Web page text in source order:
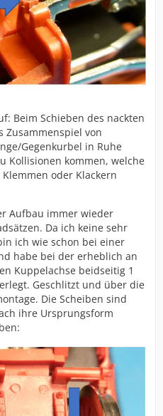
Beim Schieben des nackten
Zusammenspiel von
Gegenkurbel in Ruhe
Kollisionen kommen, welche
oder Klackern
Aufbau immer wieder
Da ich keine sehr
ich wie schon bei einer
habe bei der erheblich an
Kuppelachse beidseitig 1
Geschlitzt und über die
Die Scheiben sind
ihre Ursprungsform